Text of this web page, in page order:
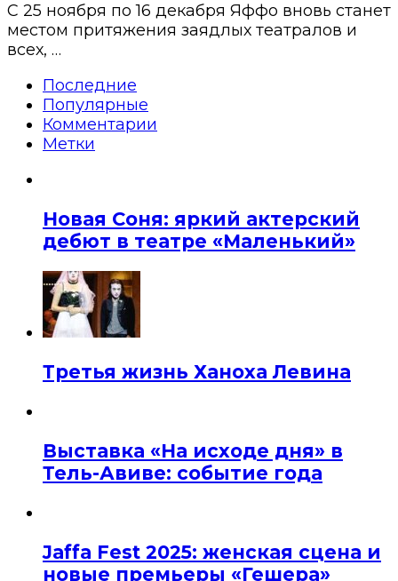
С 25 ноября по 16 декабря Яффо вновь станет
местом притяжения заядлых театралов и
всех, …
Последние
Популярные
Комментарии
Метки
Новая Соня: яркий актерский
дебют в театре «Маленький»
Третья жизнь Ханоха Левина
Выставка «На исходе дня» в
Тель-Авиве: событие года
Jaffa Fest 2025: женская сцена и
новые премьеры «Гешера»